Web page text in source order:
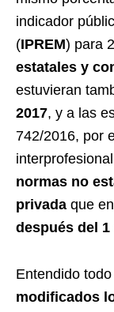
indicador
(IPREM) para
estatales y
estuvieran
2017, y a las
742/2016, por
normas no
privada que
después del 1
Entendido
modificados